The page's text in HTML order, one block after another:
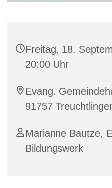
Freitag, 18.
20:00 Uhr
Evang.
91757
Marianne Bautze,
Bildungswerk